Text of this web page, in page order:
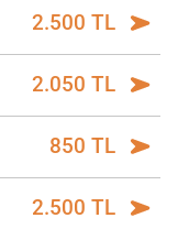
2.500 TL
2.050 TL
850 TL
2.500 TL